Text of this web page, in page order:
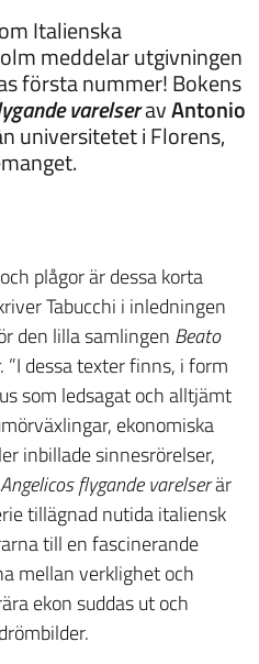
Italienska
meddelar utgivningen
första nummer! Bokens
varelseravAntonio
universitetet i Florens,
plågor är dessa korta
Tabucchi i inledningen
den lilla samlingen Beato
. ”I dessa texter finns, i form
som ledsagat och alltjämt
ekonomiska
inbillade sinnesrörelser,
flygande varelserär
tillägnad nutida italiensk
till en fascinerande
mellan verklighet och
ekon suddas ut och